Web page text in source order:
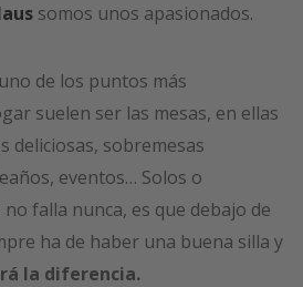
somos unos apasionados.
de los puntos más
suelen ser las mesas, en ellas
deliciosas, sobremesas
eventos… Solos o
falla nunca, es que debajo de
ha de haber una buena silla y
la diferencia.